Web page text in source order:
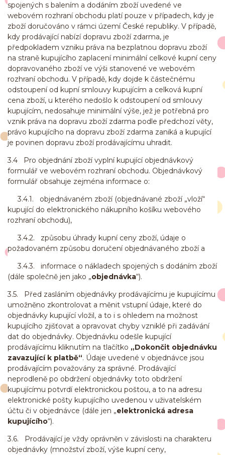
spojených s balením a dodáním zboží uvedené ve
webovém rozhraní obchodu platí pouze v případech, kdy je
zboží doručováno v rámci území České republiky. V případě,
kdy prodávající nabízí dopravu zboží zdarma, je
předpokladem vzniku práva na bezplatnou dopravu zboží
na straně kupujícího zaplacení minimální celkové kupní ceny
dopravovaného zboží ve výši stanovené ve webovém
rozhraní obchodu. V případě, kdy dojde k částečnému
odstoupení od kupní smlouvy kupujícím a celková kupní
cena zboží, u kterého nedošlo k odstoupení od smlouvy
kupujícím, nedosahuje minimální výše, jež je potřebná pro
vznik práva na dopravu zboží zdarma podle předchozí věty,
právo kupujícího na dopravu zboží zdarma zaniká a kupující
je povinen dopravu zboží prodávajícímu uhradit.
3.4 Pro objednání zboží vyplní kupující objednávkový
formulář ve webovém rozhraní obchodu. Objednávkový
formulář obsahuje zejména informace o:
3.4.1. objednávaném zboží (objednávané zboží „vloží“
kupující do elektronického nákupního košíku webového
rozhraní obchodu),
3.4.2. způsobu úhrady kupní ceny zboží, údaje o
požadovaném způsobu doručení objednávaného zboží a
3.4.3. informace o nákladech spojených s dodáním zboží
(dále společně jen jako „objednávka“).
3.5. Před zasláním objednávky prodávajícímu je kupujícímu
umožněno zkontrolovat a měnit vstupní údaje, které do
objednávky kupující vložil, a to i s ohledem na možnost
kupujícího zjišťovat a opravovat chyby vzniklé při zadávání
dat do objednávky. Objednávku odešle kupující
prodávajícímu kliknutím na tlačítko „Dokončit objednávku
zavazující k platbě“. Údaje uvedené v objednávce jsou
prodávajícím považovány za správné. Prodávající
neprodleně po obdržení objednávky toto obdržení
kupujícímu potvrdí elektronickou poštou, a to na adresu
elektronické pošty kupujícího uvedenou v uživatelském
účtu či v objednávce (dále jen „elektronická adresa
kupujícího“).
3.6. Prodávající je vždy oprávněn v závislosti na charakteru
objednávky (množství zboží, výše kupní ceny,